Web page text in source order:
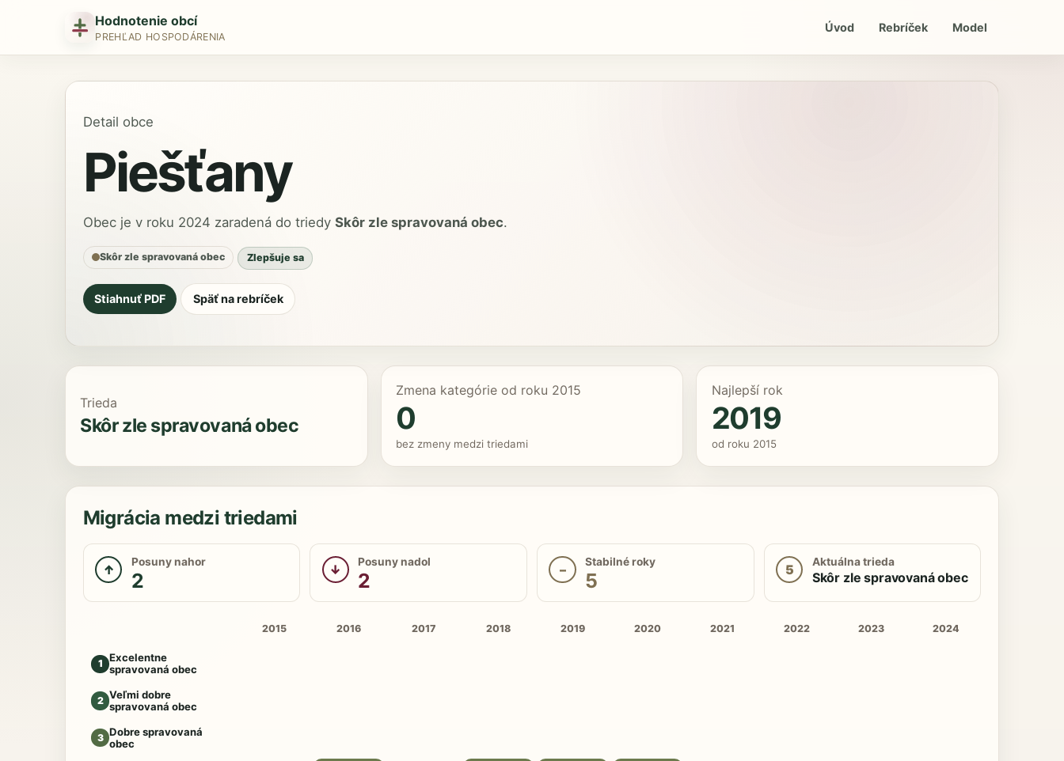
Hodnotenie obcí
PREHĽAD HOSPODÁRENIA
Úvod Rebríček Model
Detail obce
Piešťany
Obec je v roku 2024 zaradená do triedy Skôr zle spravovaná obec.
Skôr zle spravovaná obec Zlepšuje sa
Stiahnuť PDF Späť na rebríček
Trieda
Skôr zle spravovaná obec
Zmena kategórie od roku 2015
0
bez zmeny medzi triedami
Najlepší rok
2019
od roku 2015
Migrácia medzi triedami
↑ Posuny nahor
2 ↓ Posuny nadol
2 – Stabilné roky
5 5 Aktuálna trieda
Skôr zle spravovaná obec
2015 2016 2017 2018 2019 2020 2021 2022 2023 2024
1
Excelentne
spravovaná obec
2 Veľmi dobre
spravovaná obec
3 Dobre spravovaná
obec